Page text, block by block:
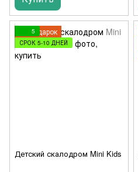
Подарок
5
СРОК 5-10 ДНЕЙ
Детский скалодром Mini Kids